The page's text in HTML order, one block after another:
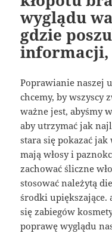
wyglądu
gdzie
Poprawianie naszej
chcemy, by wszyscy
ważne jest, abyśmy
aby utrzymać jak
stara się pokazać
mają włosy i
zachować śliczne
stosować należytą
środki upiększające.
się zabiegów
poprawę wyglądu